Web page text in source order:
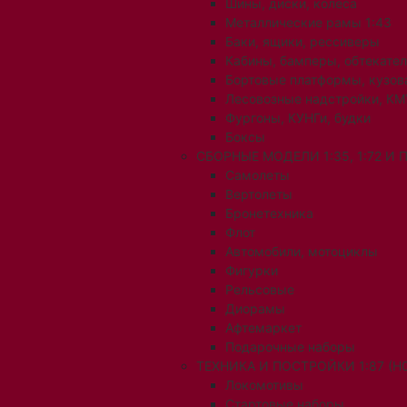
Шины, диски, колеса
Металлические рамы 1:43
Баки, ящики, рессиверы
Кабины, бамперы,
Бортовые платформы,
Лесовозные надстройки,
Фургоны, КУНГи, будки
Боксы
СБОРНЫЕ МОДЕЛИ 1:35, 1:72 И
Самолеты
Вертолеты
Бронетехника
Флот
Автомобили, мотоциклы
Фигурки
Рельсовые
Диорамы
Афтемаркет
Подарочные наборы
ТЕХНИКА И ПОСТРОЙКИ 1:87
Локомотивы
Стартовые наборы